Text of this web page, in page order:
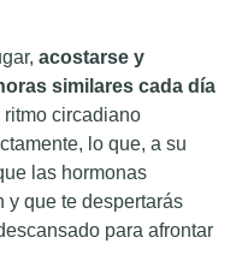
acostarse y
similares cada día
ritmo circadiano
lo que, a su
las hormonas
y que te despertarás
para afrontar